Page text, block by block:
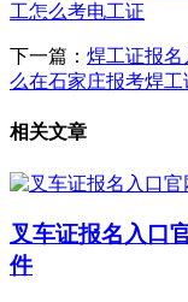
工怎么考电工证
下一篇： 焊工证报
么在石家庄报考焊工
相关文章
叉车证报名入口
件